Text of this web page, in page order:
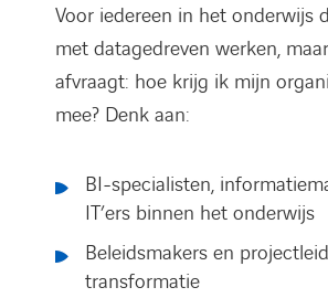
Voor iedereen in het onderwijs
met datagedreven werken,
afvraagt: hoe krijg ik mijn
mee? Denk aan:
BI-specialisten,
IT’ers binnen het onderwijs
Beleidsmakers en
transformatie